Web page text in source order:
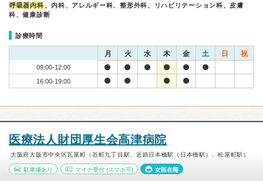
呼吸器内科 、内科、アレルギー科、整形外科、リハビリテーション科、皮膚
科、健康診断
診療時間
月 火 水 木 金 土 日 祝
09:00-12:00
16:00-19:00
医療法人財団厚生会高津病院
大阪府大阪市中央区瓦屋町（谷町九丁目駅、近鉄日本橋駅（日本橋駅）、松屋町駅）
駐車場あり マイナ受付(スマホ可) 女医在籍